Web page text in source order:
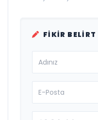
FIKIR BELIRT